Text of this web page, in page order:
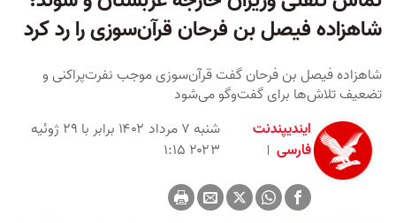
شاهزاده فیصل بن فرحان قرآن‌سوزی را رد کرد
شاهزاده فیصل بن فرحان گفت قرآن‌سوزی‌ موجب نفرت‌پراکنی و
تضعیف تلاش‌ها برای گفت‌وگو می‌شود
ایندیپندنت
فارسی
شنبه ۷ مرداد ۱۴۰۲ برابر با ۲۹ ژوئیه
۲۰۲۳ ۱:۱۵